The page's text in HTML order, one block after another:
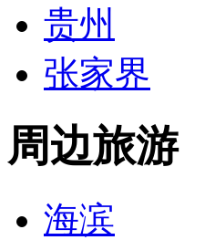
贵州
张家界
周边旅游
海滨